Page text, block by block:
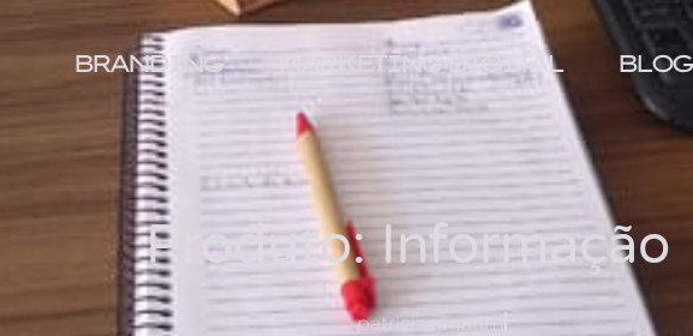
BRANDING MARKETING DIGITAL BLOG
Produto: Informação
patriciacanarim